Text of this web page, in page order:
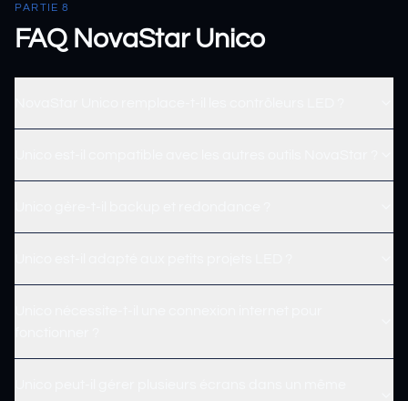
PARTIE 8
FAQ NovaStar Unico